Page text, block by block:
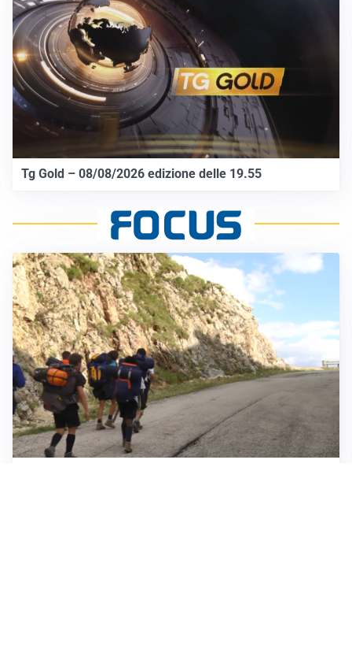
Tg Gold – 08/08/2026 edizione delle 19.55